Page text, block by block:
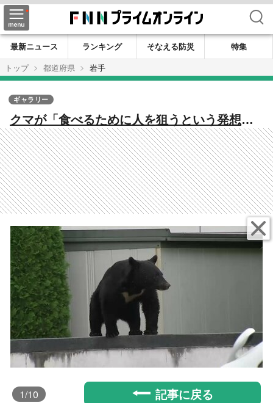
検索
最新ニュース ランキング そなえる防災
特集
トップ
都道府県 岩手
クマが「食べるために人を狙うという発想を
持ってしまう」専門家が警鐘 「人間は意外
と簡単に倒せる」と学習か 岩手でクマによ
る人身被害深刻化「完全にフェーズが変わっ
た」
ギャラリー
1/10 記事に戻る